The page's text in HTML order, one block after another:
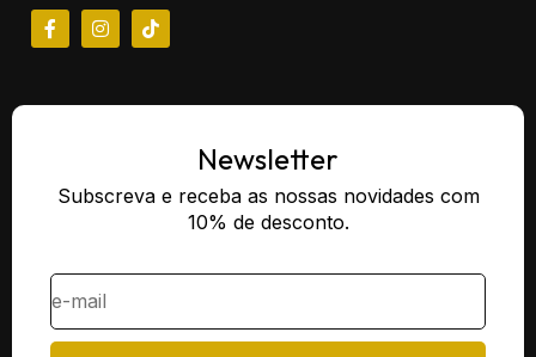
Newsletter
Subscreva e receba as nossas novidades com
10% de desconto.